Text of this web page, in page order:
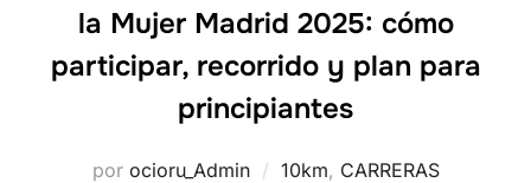
la Mujer Madrid 2025: cómo
participar, recorrido y plan para
principiantes
por ocioru_Admin 10km, CARRERAS